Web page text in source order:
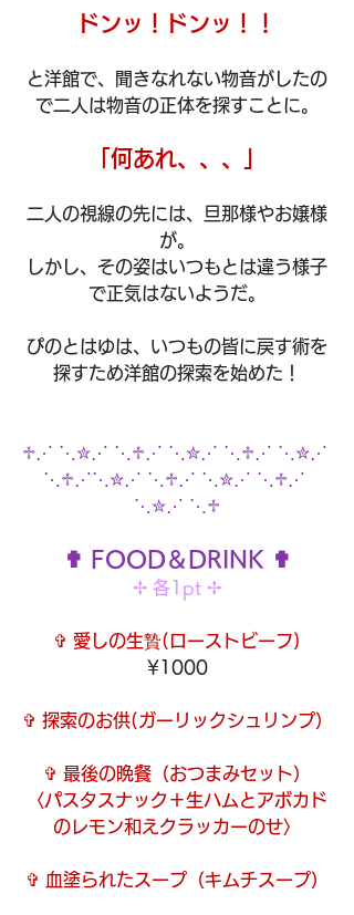
ドンッ！ドンッ！！
と洋館で、聞きなれない物音がしたの
で二人は物音の正体を探すことに。
「何あれ、、、」
二人の視線の先には、旦那様やお嬢様
が。
しかし、その姿はいつもとは違う様子
で正気はないようだ。
ぴのとはゆは、いつもの皆に戻す術を
探すため洋館の探索を始めた！
♱⋰ ⋱✮⋰ ⋱♱⋰ ⋱✮⋰ ⋱♱⋰ ⋱✮⋰
⋱♱⋰⋱✮⋰ ⋱♱⋰ ⋱✮⋰ ⋱♱⋰
⋱✮⋰ ⋱♱
✟ FOOD＆DRINK ✟
✢ 各1pt ✢
✞ 愛しの生贄(ローストビーフ)
¥1000
✞ 探索のお供(ガーリックシュリンプ）
✞ 最後の晩餐 （おつまみセット）
〈パスタスナック＋生ハムとアボカド
のレモン和えクラッカーのせ〉
✞ 血塗られたスープ （キムチスープ）